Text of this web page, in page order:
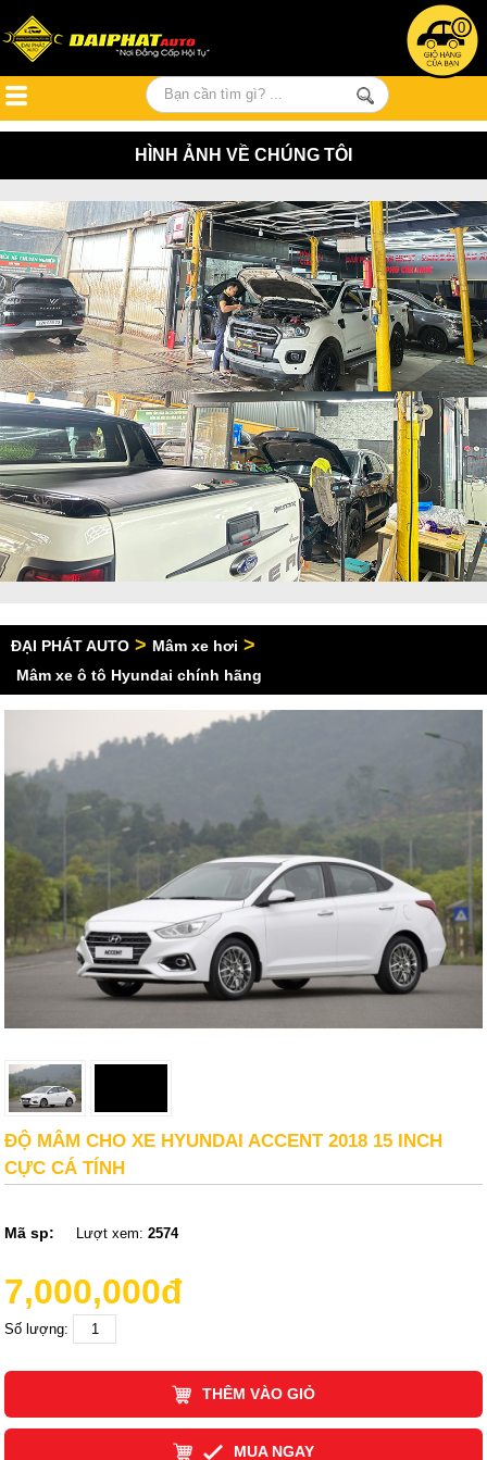
0
HÌNH ẢNH VỀ CHÚNG TÔI
ĐẠI PHÁT AUTO > Mâm xe hơi >
Mâm xe ô tô Hyundai chính hãng
ĐỘ MÂM CHO XE HYUNDAI ACCENT 2018 15 INCH
CỰC CÁ TÍNH
Mã sp: Lượt xem:2574
7,000,000đ
Số lượng:
THÊM VÀO GIỎ
MUA NGAY